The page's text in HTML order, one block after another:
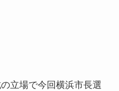
立場で今回横浜市長選